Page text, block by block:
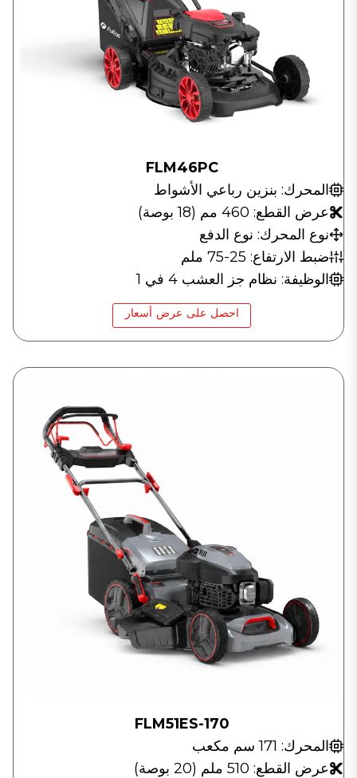
FLM46PC
المحرك: بنزين رباعي الأشواط
عرض القطع: 460 مم (18 بوصة)
نوع المحرك: نوع الدفع
ضبط الارتفاع: 25-75 ملم
الوظيفة: نظام جز العشب 4 في 1
احصل على عرض أسعار
FLM51ES-170
المحرك: 171 سم مكعب
عرض القطع: 510 ملم (20 بوصة)